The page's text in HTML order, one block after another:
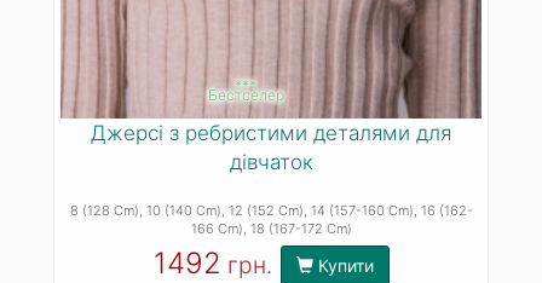
***
Бестселер
Джерсі з ребристими деталями для
дівчаток
8 (128 Cm), 10 (140 Cm), 12 (152 Cm), 14 (157-160 Cm), 16 (162-
166 Cm), 18 (167-172 Cm)
1492 грн. Купити